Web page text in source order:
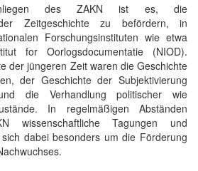
des ZAKN ist es, die
der Zeitgeschichte zu befördern, in
Forschungsinstituten wie etwa
for Oorlogsdocumentatie (NIOD).
der jüngeren Zeit waren die Geschichte
der Geschichte der Subjektivierung
die Verhandlung politischer wie
In regelmäßigen Abständen
wissenschaftliche Tagungen und
dabei besonders um die Förderung